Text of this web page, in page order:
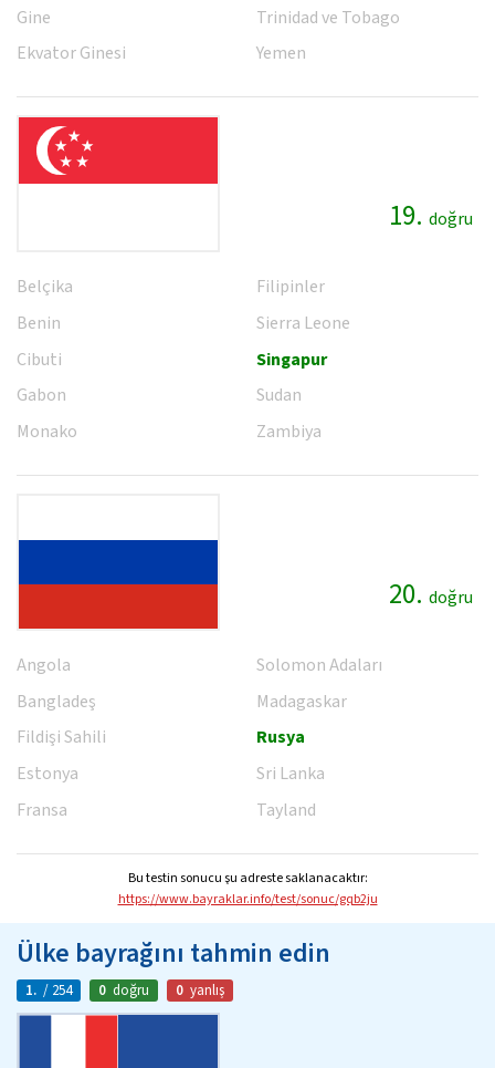
Gine
Ekvator Ginesi
Trinidad ve Tobago
Yemen
19. doğru
Belçika
Benin
Cibuti
Gabon
Monako
Filipinler
Sierra Leone
Singapur
Sudan
Zambiya
20. doğru
Angola
Bangladeş
Fildişi Sahili
Estonya
Fransa
Solomon Adaları
Madagaskar
Rusya
Sri Lanka
Tayland
Bu testin sonucu şu adreste saklanacaktır:
https://www.bayraklar.info/test/sonuc/gqb2ju
Ülke bayrağını tahmin edin
1. / 254 0 doğru 0 yanlış